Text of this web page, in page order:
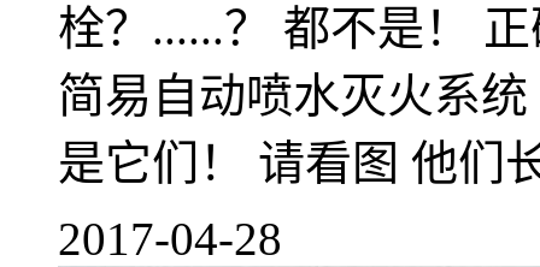
栓？......？ 都不是！
简易自动喷水灭火系
是它们！ 请看图 他们
2017-04-28